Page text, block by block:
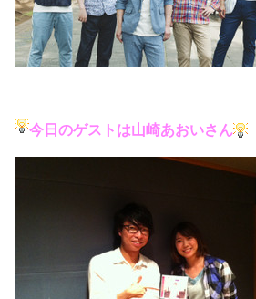
今日のゲストは山崎あおいさん